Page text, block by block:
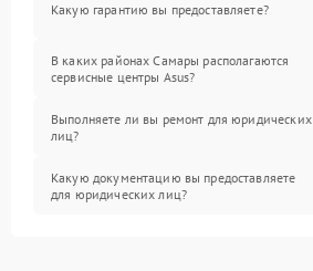
Какую гарантию вы предоставляете?
В каких районах Самары располагаются
сервисные центры Asus?
Выполняете ли вы ремонт для юридических
лиц?
Какую документацию вы предоставляете
для юридических лиц?